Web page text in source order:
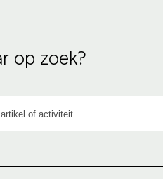
op zoek?